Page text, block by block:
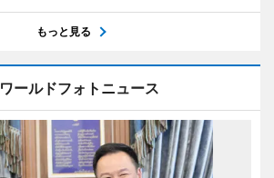
もっと見る
ワールドフォトニュース